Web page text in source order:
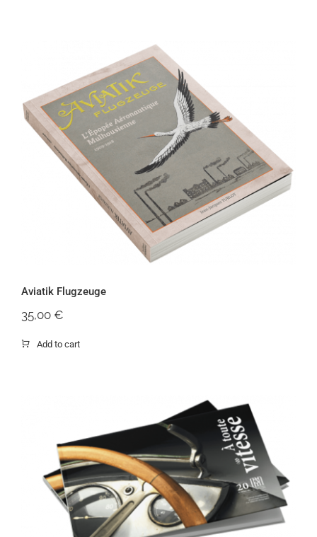
Aviatik Flugzeuge
Aviatik Flugzeuge
35,00 €
Add to cart
Bretzel Garage – Tome 3 – 20 bolides
du Musée national de l’automobile